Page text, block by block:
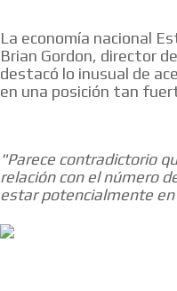
La economía nacional
Brian Gordon, director
destacó lo inusual de
en una posición tan
"Parece contradictorio
relación con el número
estar potencialmente en